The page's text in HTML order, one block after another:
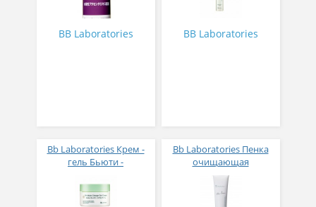
BB Laboratories BB Laboratories
Bb Laboratories Крем -
гель Бьюти -
восстановления кожи от
агрессивной среды 50
Bb Laboratories Пенка
очищающая
плацентарная с
увлажняющим
эффектом, 130 гр